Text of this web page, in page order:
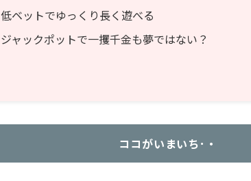
低ベットでゆっくり長く遊べる
ジャックポットで一攫千金も夢ではない？
ココがいまいち･・